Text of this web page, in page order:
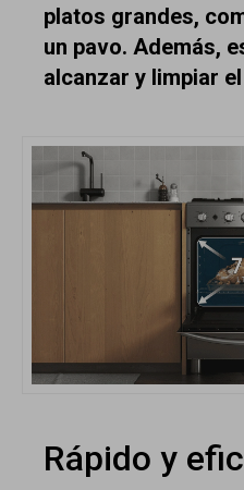
platos grandes,
un pavo. Además,
alcanzar y limpiar
Rápido y